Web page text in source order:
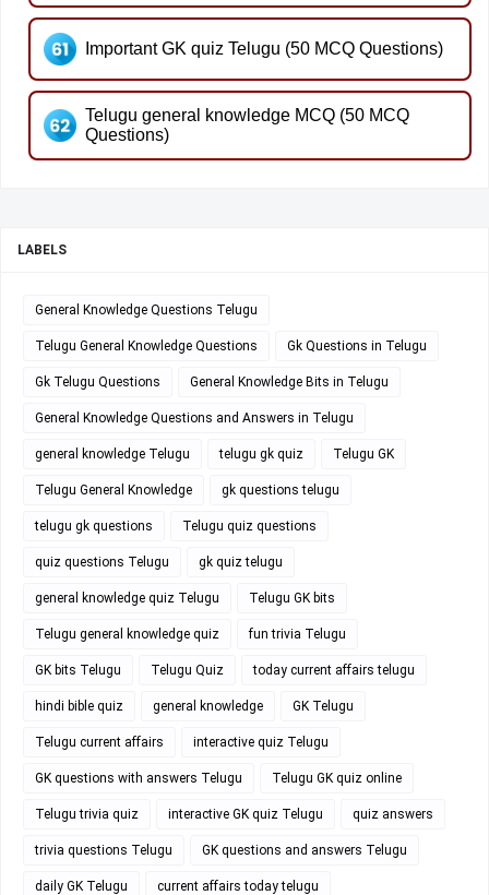
Important GK quiz Telugu (50 MCQ Questions)
Telugu general knowledge MCQ (50 MCQ
Questions)
LABELS
General Knowledge Questions Telugu
Telugu General Knowledge Questions Gk Questions in Telugu
Gk Telugu Questions General Knowledge Bits in Telugu
General Knowledge Questions and Answers in Telugu
general knowledge Telugu telugu gk quiz Telugu GK
Telugu General Knowledge gk questions telugu
telugu gk questions Telugu quiz questions
quiz questions Telugu gk quiz telugu
general knowledge quiz Telugu Telugu GK bits
Telugu general knowledge quiz fun trivia Telugu
GK bits Telugu Telugu Quiz today current affairs telugu
hindi bible quiz general knowledge GK Telugu
Telugu current affairs interactive quiz Telugu
GK questions with answers Telugu Telugu GK quiz online
Telugu trivia quiz interactive GK quiz Telugu quiz answers
trivia questions Telugu GK questions and answers Telugu
daily GK Telugu current affairs today telugu